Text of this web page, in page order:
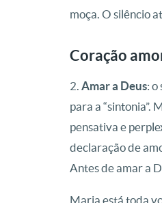
moça. O silêncio
Coração
2. Amar a Deus: o
para a “sintonia”.
pensativa e
declaração de
Antes de amar a
Maria está toda